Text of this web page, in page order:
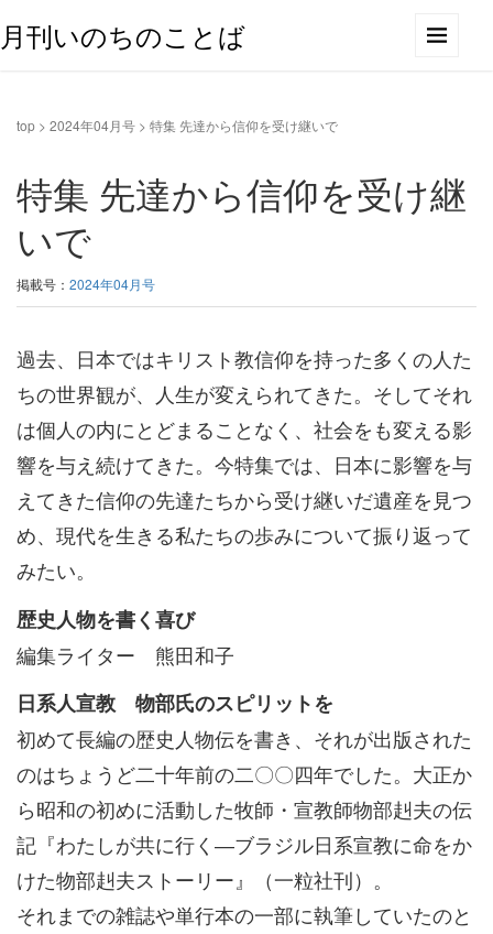
月刊いのちのことば
top > 2024年04月号 > 特集 先達から信仰を受け継いで
特集 先達から信仰を受け継
いで
掲載号： 2024年04月号
過去、日本ではキリスト教信仰を持った多くの人た
ちの世界観が、人生が変えられてきた。そしてそれ
は個人の内にとどまることなく、社会をも変える影
響を与え続けてきた。今特集では、日本に影響を与
えてきた信仰の先達たちから受け継いだ遺産を見つ
め、現代を生きる私たちの歩みについて振り返って
みたい。
歴史人物を書く喜び
編集ライター 熊田和子
日系人宣教 物部氏のスピリットを
初めて長編の歴史人物伝を書き、それが出版された
のはちょうど二十年前の二〇〇四年でした。大正か
ら昭和の初めに活動した牧師・宣教師物部赳夫の伝
記『わたしが共に行く―ブラジル日系宣教に命をか
けた物部赳夫ストーリー』（一粒社刊）。
それまでの雑誌や単行本の一部に執筆していたのと